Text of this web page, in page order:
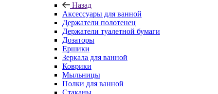
Назад
Аксессуары для ванной
Держатели полотенец
Держатели туалетной бумаги
Дозаторы
Ершики
Зеркала для ванной
Коврики
Мыльницы
Полки для ванной
Стаканы